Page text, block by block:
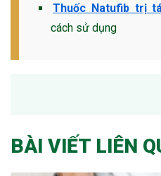
Thuốc Natufib trị
cách sử dụng
BÀI VIẾT LIÊN